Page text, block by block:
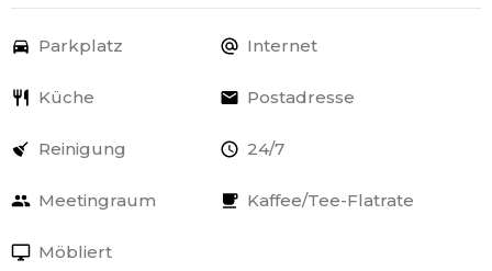
Parkplatz Internet
Küche Postadresse
Reinigung 24/7
Meetingraum Kaffee/Tee-Flatrate
Möbliert